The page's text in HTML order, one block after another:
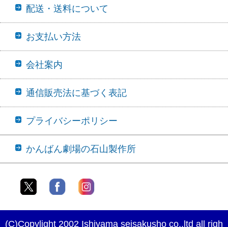
配送・送料について
お支払い方法
会社案内
通信販売法に基づく表記
プライバシーポリシー
かんばん劇場の石山製作所
(C)Copylight 2002 Ishiyama seisakusho co.,ltd all righ